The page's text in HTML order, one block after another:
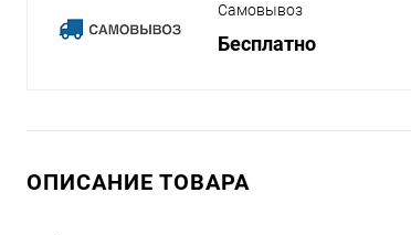
Самовывоз
Бесплатно
ОПИСАНИЕ ТОВАРА